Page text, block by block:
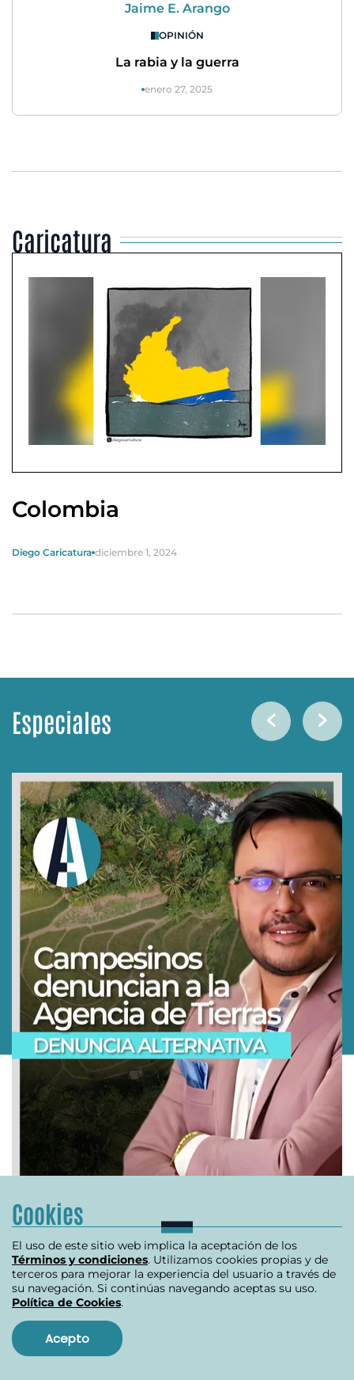
Jaime E. Arango
OPINIÓN
La rabia y la guerra
enero 27, 2025
Caricatura
Colombia
Diego Caricatura diciembre 1, 2024
Especiales
INVESTIGACIÓN REVISTA ALTERNATIVA
Se destapa crisis en la ANT
Cookies
El uso de este sitio web implica la aceptación de los
Términos y condiciones. Utilizamos cookies propias y de
terceros para mejorar la experiencia del usuario a través de
su navegación. Si continúas navegando aceptas su uso.
Política de Cookies.
Acepto